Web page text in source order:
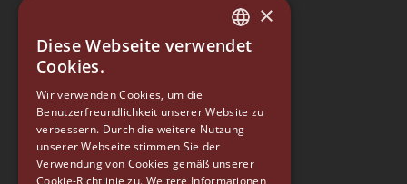
EUREKA
ITALIAN
GERMAN
RUSSIAN
×
Diese Webseite verwendet
Cookies.
Wir verwenden Cookies, um die
Benutzerfreundlichkeit unserer Website zu
verbessern. Durch die weitere Nutzung
unserer Webseite stimmen Sie der
Verwendung von Cookies gemäß unserer
Cookie-Richtlinie zu. Weitere Informationen